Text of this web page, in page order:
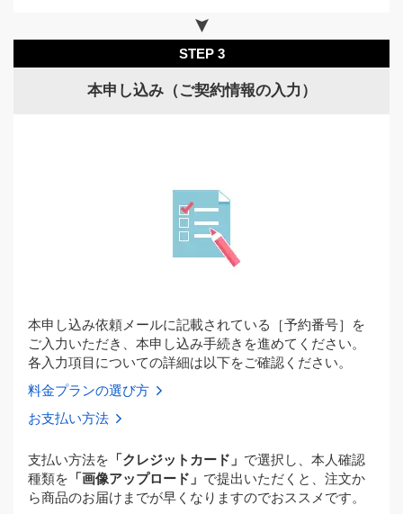
STEP 3
本申し込み（ご契約情報の入力）
本申し込み依頼メールに記載されている［予約番号］を
ご入力いただき、本申し込み手続きを進めてください。
各入力項目についての詳細は以下をご確認ください。
料金プランの選び方
お支払い方法
支払い方法を 「クレジットカード」 で選択し、本人確認
種類を 「画像アップロード」 で提出いただくと、注文か
ら商品のお届けまでが早くなりますのでおススメです。